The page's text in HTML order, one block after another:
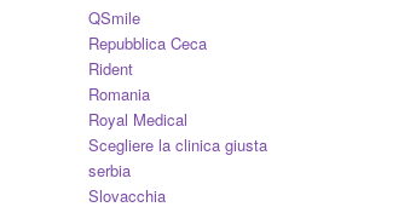
QSmile
Repubblica Ceca
Rident
Romania
Royal Medical
Scegliere la clinica giusta
serbia
Slovacchia